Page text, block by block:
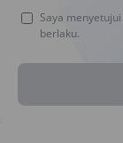
Saya menyetujui
berlaku.